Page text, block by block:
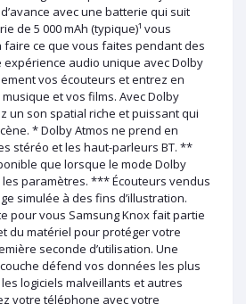
avec une batterie qui suit
de 5 000 mAh (typique)¹ vous
ce que vous faites pendant des
expérience audio unique avec Dolby
vos écouteurs et entrez en
et vos films. Avec Dolby
un son spatial riche et puissant qui
* Dolby Atmos ne prend en
stéréo et les haut-parleurs BT. **
que lorsque le mode Dolby
paramètres. *** Écouteurs vendus
simulée à des fins d’illustration.
pour vous Samsung Knox fait partie
du matériel pour protéger votre
seconde d’utilisation. Une
défend vos données les plus
logiciels malveillants et autres
votre téléphone avec votre